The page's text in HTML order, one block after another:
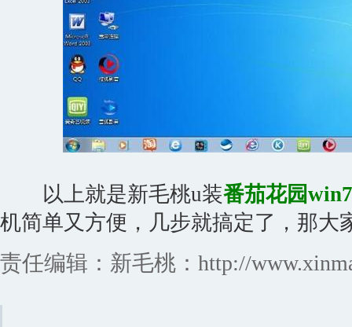
以上就是新毛桃u装番茄花园
机简单又方便，几步就搞定了，那大
责任编辑：新毛桃：http://